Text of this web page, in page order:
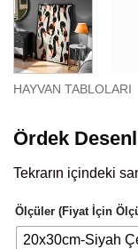
HAYVAN TABLOLARI
Ördek
Tekrarın içindeki
Ölçüler (Fiyat İçin
20x30cm-Siyah